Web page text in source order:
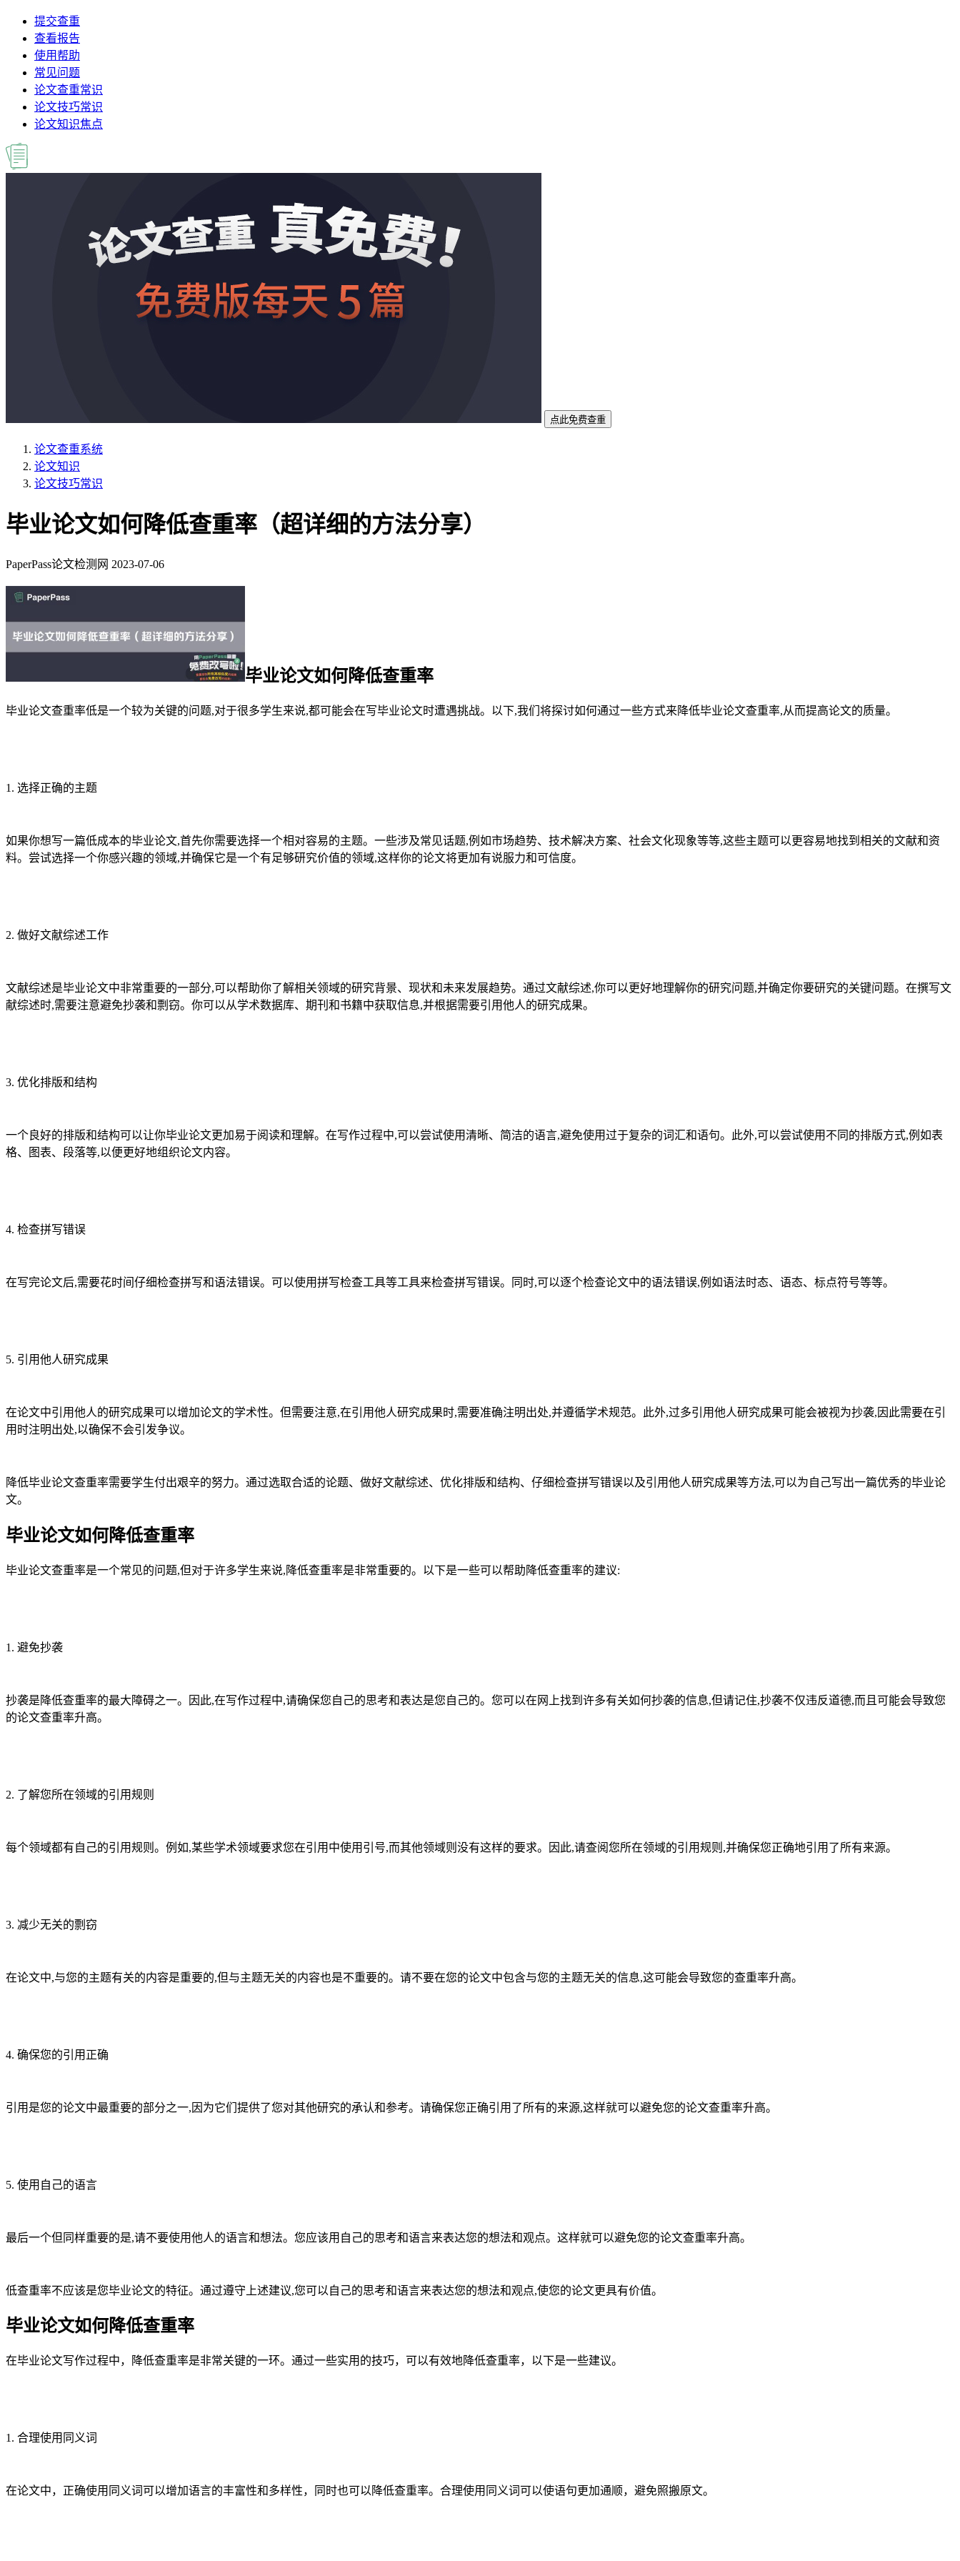
提交查重
查看报告
使用帮助
常见问题
论文查重常识
论文技巧常识
论文知识焦点
点此免费查重
论文查重系统
论文知识
论文技巧常识
毕业论文如何降低查重率（超详细的方法分享）
PaperPass论文检测网 2023-07-06
毕业论文如何降低查重率
毕业论文查重率低是一个较为关键的问题,对于很多学生来说,都可能会在写毕业论文时遭遇挑战。以下,我们将探讨如何通过一些方式来降低毕业论文查重率,从而提高论文的质量。
1. 选择正确的主题
如果你想写一篇低成本的毕业论文,首先你需要选择一个相对容易的主题。一些涉及常见话题,例如市场趋势、技术解决方案、社会文化现象等等,这些主题可以更容易地找到相关的文献和资
料。尝试选择一个你感兴趣的领域,并确保它是一个有足够研究价值的领域,这样你的论文将更加有说服力和可信度。
2. 做好文献综述工作
文献综述是毕业论文中非常重要的一部分,可以帮助你了解相关领域的研究背景、现状和未来发展趋势。通过文献综述,你可以更好地理解你的研究问题,并确定你要研究的关键问题。在撰写文
献综述时,需要注意避免抄袭和剽窃。你可以从学术数据库、期刊和书籍中获取信息,并根据需要引用他人的研究成果。
3. 优化排版和结构
一个良好的排版和结构可以让你毕业论文更加易于阅读和理解。在写作过程中,可以尝试使用清晰、简洁的语言,避免使用过于复杂的词汇和语句。此外,可以尝试使用不同的排版方式,例如表
格、图表、段落等,以便更好地组织论文内容。
4. 检查拼写错误
在写完论文后,需要花时间仔细检查拼写和语法错误。可以使用拼写检查工具等工具来检查拼写错误。同时,可以逐个检查论文中的语法错误,例如语法时态、语态、标点符号等等。
5. 引用他人研究成果
在论文中引用他人的研究成果可以增加论文的学术性。但需要注意,在引用他人研究成果时,需要准确注明出处,并遵循学术规范。此外,过多引用他人研究成果可能会被视为抄袭,因此需要在引
用时注明出处,以确保不会引发争议。
降低毕业论文查重率需要学生付出艰辛的努力。通过选取合适的论题、做好文献综述、优化排版和结构、仔细检查拼写错误以及引用他人研究成果等方法,可以为自己写出一篇优秀的毕业论
文。
毕业论文如何降低查重率
毕业论文查重率是一个常见的问题,但对于许多学生来说,降低查重率是非常重要的。以下是一些可以帮助降低查重率的建议:
1. 避免抄袭
抄袭是降低查重率的最大障碍之一。因此,在写作过程中,请确保您自己的思考和表达是您自己的。您可以在网上找到许多有关如何抄袭的信息,但请记住,抄袭不仅违反道德,而且可能会导致您
的论文查重率升高。
2. 了解您所在领域的引用规则
每个领域都有自己的引用规则。例如,某些学术领域要求您在引用中使用引号,而其他领域则没有这样的要求。因此,请查阅您所在领域的引用规则,并确保您正确地引用了所有来源。
3. 减少无关的剽窃
在论文中,与您的主题有关的内容是重要的,但与主题无关的内容也是不重要的。请不要在您的论文中包含与您的主题无关的信息,这可能会导致您的查重率升高。
4. 确保您的引用正确
引用是您的论文中最重要的部分之一,因为它们提供了您对其他研究的承认和参考。请确保您正确引用了所有的来源,这样就可以避免您的论文查重率升高。
5. 使用自己的语言
最后一个但同样重要的是,请不要使用他人的语言和想法。您应该用自己的思考和语言来表达您的想法和观点。这样就可以避免您的论文查重率升高。
低查重率不应该是您毕业论文的特征。通过遵守上述建议,您可以自己的思考和语言来表达您的想法和观点,使您的论文更具有价值。
毕业论文如何降低查重率
在毕业论文写作过程中，降低查重率是非常关键的一环。通过一些实用的技巧，可以有效地降低查重率，以下是一些建议。
1. 合理使用同义词
在论文中，正确使用同义词可以增加语言的丰富性和多样性，同时也可以降低查重率。合理使用同义词可以使语句更加通顺，避免照搬原文。